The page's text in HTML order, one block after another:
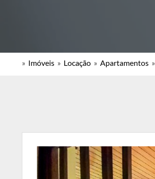
» Imóveis » Locação » Apartamentos »